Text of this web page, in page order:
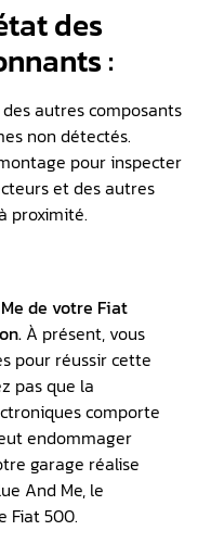
des
:
autres composants
non détectés.
pour inspecter
et des autres
proximité.
de votre Fiat
À présent, vous
pour réussir cette
pas que la
comporte
endommager
garage réalise
And Me, le
Fiat 500.